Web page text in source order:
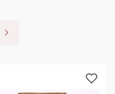
Następne produkty